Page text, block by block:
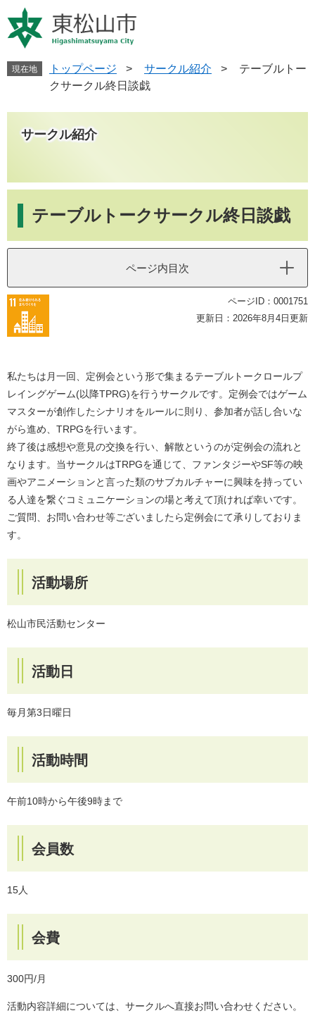
ー
ジ
す
ニ
ュ
し
現在地 トップページ > サークル紹介 >
テーブルトー
クサークル終日談戯
サークル紹介
テーブルトークサークル終日談戯
ページ内目次
ページID：0001751
更新日：2026年8月4日更新
私たちは月一回、定例会という形で集まるテーブルトークロールプ
レイングゲーム(以降TPRG)を行うサークルです。定例会ではゲーム
マスターが創作したシナリオをルールに則り、参加者が話し合いな
がら進め、TRPGを行います。
終了後は感想や意見の交換を行い、解散というのが定例会の流れと
なります。当サークルはTRPGを通じて、ファンタジーやSF等の映
画やアニメーションと言った類のサブカルチャーに興味を持ってい
る人達を繋ぐコミュニケーションの場と考えて頂ければ幸いです。
ご質問、お問い合わせ等ございましたら定例会にて承りしておりま
す。
活動場所
松山市民活動センター
活動日
毎月第3日曜日
活動時間
午前10時から午後9時まで
会員数
15人
会費
300円/月
活動内容詳細については、サークルへ直接お問い合わせください。